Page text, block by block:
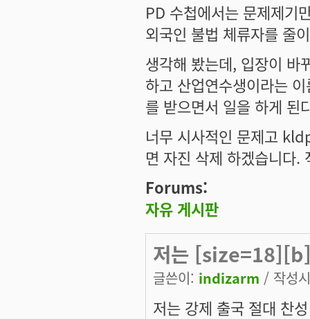
PD 수첩에서는 문제제기
외국인 불법 체류자를 줄
생각해 봤는데, 입장이 바
하고 산업연수생이라는
를 받으면서 일을 하게 된
너무 시사적인 문제고
면 자진 삭제 하겠습니다.
Forums:
자유 게시판
저는
글쓴이: indizarm / 작성
저는 강제 출국 절대 찬성